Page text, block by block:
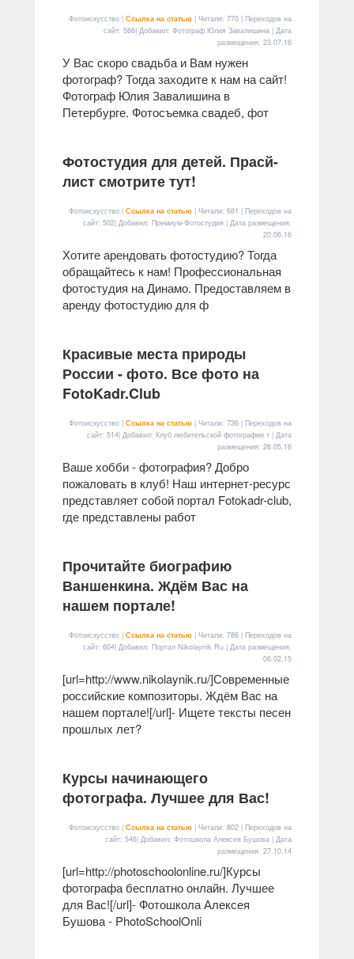
Фотоискусство | Ссылка на статью | Читали: 770 | Переходов на
сайт: 566| Добавил: Фотограф Юлия Завалишина | Дата
размещения: 23.07.16
У Вас скоро свадьба и Вам нужен
фотограф? Тогда заходите к нам на сайт!
Фотограф Юлия Завалишина в
Петербурге. Фотосъемка свадеб, фот
Фотостудия для детей. Прасй-
лист смотрите тут!
Фотоискусство | Ссылка на статью | Читали: 681 | Переходов на
сайт: 502| Добавил: Премиум-Фотостудия | Дата размещения:
20.06.16
Хотите арендовать фотостудию? Тогда
обращайтесь к нам! Профессиональная
фотостудия на Динамо. Предоставляем в
аренду фотостудию для ф
Красивые места природы
России - фото. Все фото на
FotoKadr.Club
Фотоискусство | Ссылка на статью | Читали: 736 | Переходов на
сайт: 514| Добавил: Клуб любительской фотографии т | Дата
размещения: 26.05.16
Ваше хобби - фотография? Добро
пожаловать в клуб! Наш интернет-ресурс
представляет собой портал Fotokadr-club,
где представлены работ
Прочитайте биографию
Ваншенкина. Ждём Вас на
нашем портале!
Фотоискусство | Ссылка на статью | Читали: 786 | Переходов на
сайт: 604| Добавил: Портал Nikolaynik.Ru | Дата размещения:
06.02.15
[url=http://www.nikolaynik.ru/]Современные
российские композиторы. Ждём Вас на
нашем портале![/url]- Ищете тексты песен
прошлых лет?
Курсы начинающего
фотографа. Лучшее для Вас!
Фотоискусство | Ссылка на статью | Читали: 802 | Переходов на
сайт: 546| Добавил: Фотошкола Алексея Бушова | Дата
размещения: 27.10.14
[url=http://photoschoolonline.ru/]Курсы
фотографа бесплатно онлайн. Лучшее
для Вас![/url]- Фотошкола Алексея
Бушова - PhotoSchoolOnli